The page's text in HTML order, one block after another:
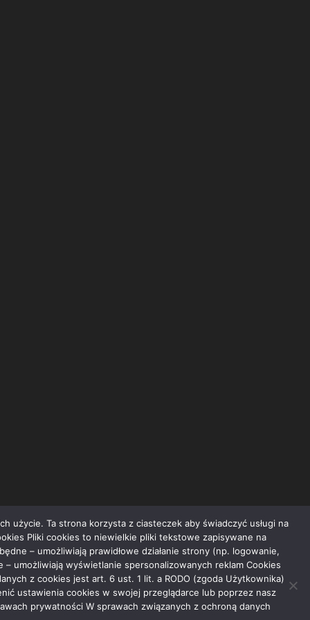
użycie. Ta strona korzysta z ciasteczek aby świadczyć usługi na
Pliki cookies to niewielkie pliki tekstowe zapisywane na
– umożliwiają prawidłowe działanie strony (np. logowanie,
umożliwiają wyświetlanie spersonalizowanych reklam Cookies
z cookies jest art. 6 ust. 1 lit. a RODO (zgoda Użytkownika)
ustawienia cookies w swojej przeglądarce lub poprzez nasz
prywatności W sprawach związanych z ochroną danych